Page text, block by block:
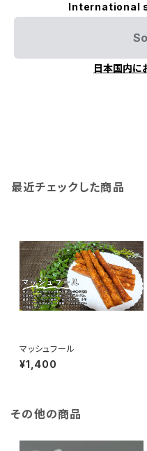
International
日本国内に
最近チェックした商品
マッシュフール
¥1,400
その他の商品